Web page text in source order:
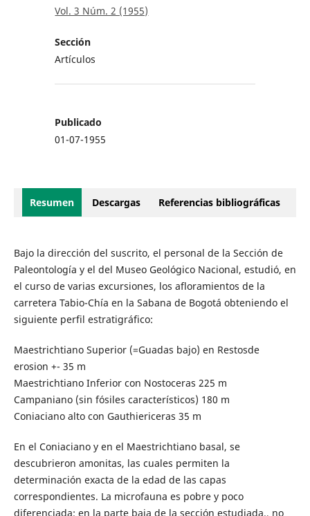
Vol. 3 Núm. 2 (1955)
Sección
Artículos
Publicado
01-07-1955
Resumen Descargas Referencias bibliográficas
Bajo la dirección del suscrito, el personal de la Sección de
Paleontología y el del Museo Geológico Nacional, estudió, en
el curso de varias excursiones, los afloramientos de la
carretera Tabio-Chía en la Sabana de Bogotá obteniendo el
siguiente perfil estratigráfico:
Maestrichtiano Superior (=Guadas bajo) en Restosde
erosion +- 35 m
Maestrichtiano Inferior con Nostoceras 225 m
Campaniano (sin fósiles característicos) 180 m
Coniaciano alto con Gauthiericeras 35 m
En el Coniaciano y en el Maestrichtiano basal, se
descubrieron amonitas, las cuales permiten la
determinación exacta de la edad de las capas
correspondientes. La microfauna es pobre y poco
diferenciada; en la parte baja de la sección estudiada., no